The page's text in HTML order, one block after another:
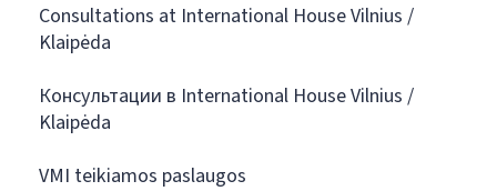
Consultations at International House Vilnius /
Klaipėda
Консультации в International House Vilnius /
Klaipėda
VMI teikiamos paslaugos